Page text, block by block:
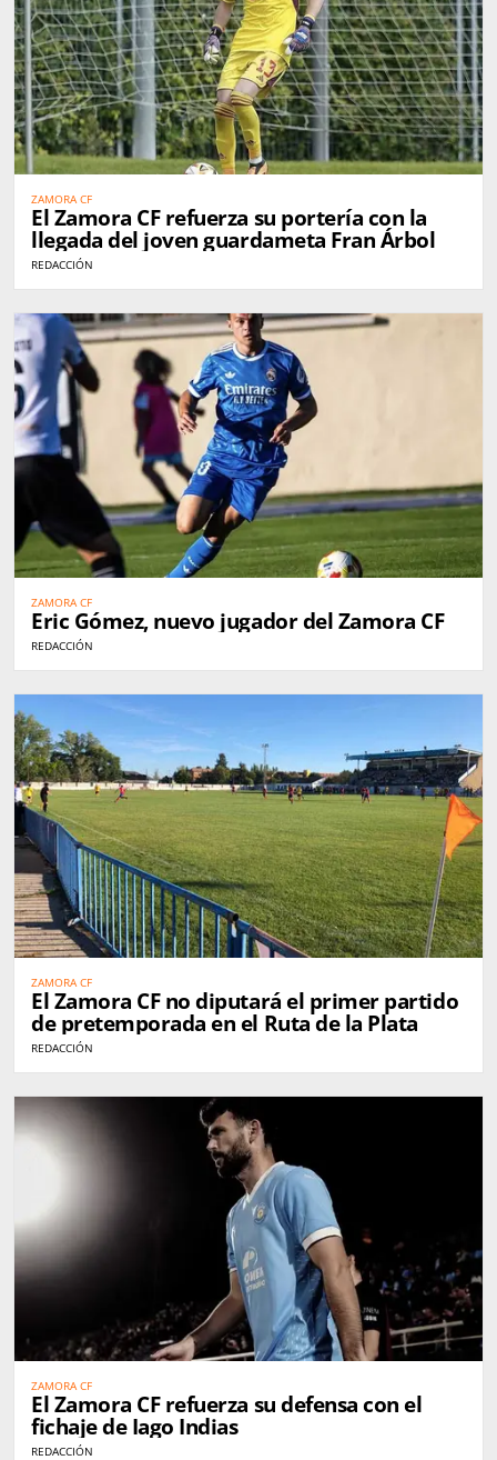
ZAMORA CF
El Zamora CF refuerza su portería con la
llegada del joven guardameta Fran Árbol
REDACCIÓN
ZAMORA CF
Eric Gómez, nuevo jugador del Zamora CF
REDACCIÓN
ZAMORA CF
El Zamora CF no diputará el primer partido
de pretemporada en el Ruta de la Plata
REDACCIÓN
ZAMORA CF
El Zamora CF refuerza su defensa con el
fichaje de Iago Indias
REDACCIÓN